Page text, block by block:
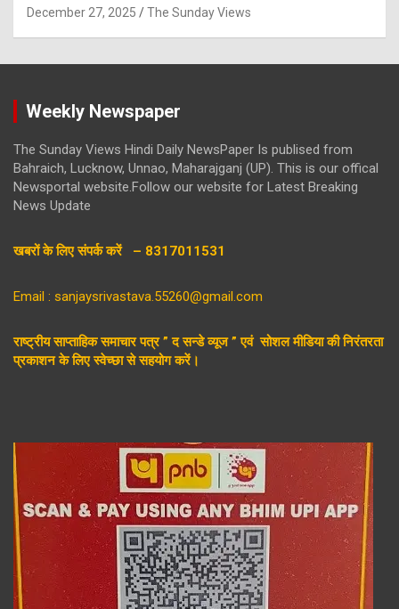
December 27, 2025 The Sunday Views
Weekly Newspaper
The Sunday Views Hindi Daily NewsPaper Is publised from
Bahraich, Lucknow, Unnao, Maharajganj (UP). This is our offical
Newsportal website.Follow our website for Latest Breaking
News Update
खबरों के लिए संपर्क करें – 8317011531
Email : sanjaysrivastava.55260@gmail.com
राष्ट्रीय साप्ताहिक समाचार पत्र ” द सन्डे व्यूज ” एवं सोशल मीडिया की निरंतरता
प्रकाशन के लिए स्वेच्छा से सहयोग करें।